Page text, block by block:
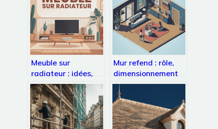
Meuble sur
radiateur : idées,
risques et solutions
intelligentes
Mur refend : rôle,
dimensionnement
et règles à
connaître